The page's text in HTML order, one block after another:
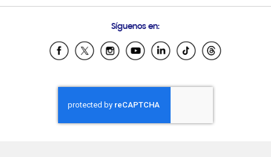
Samsung Ecuador
Samsung El Salvador
Samsung Honduras
Samsung Nicaragua
Samsung Panamá
Síguenos en: